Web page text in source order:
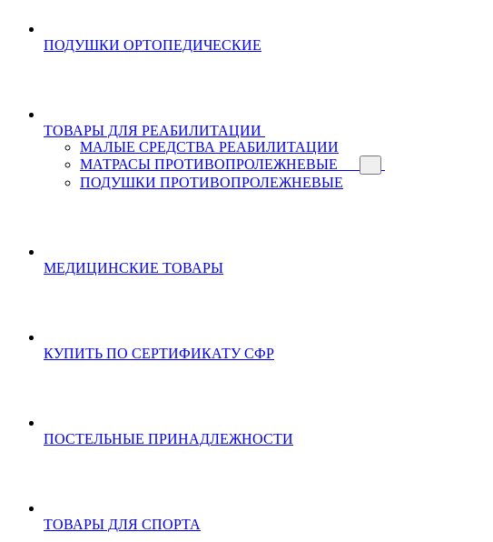
ПОДУШКИ ОРТОПЕДИЧЕСКИЕ
ТОВАРЫ ДЛЯ РЕАБИЛИТАЦИИ
МАЛЫЕ СРЕДСТВА РЕАБИЛИТАЦИИ
МАТРАСЫ ПРОТИВОПРОЛЕЖНЕВЫЕ
ПОДУШКИ ПРОТИВОПРОЛЕЖНЕВЫЕ
МЕДИЦИНСКИЕ ТОВАРЫ
КУПИТЬ ПО СЕРТИФИКАТУ СФР
ПОСТЕЛЬНЫЕ ПРИНАДЛЕЖНОСТИ
ТОВАРЫ ДЛЯ СПОРТА